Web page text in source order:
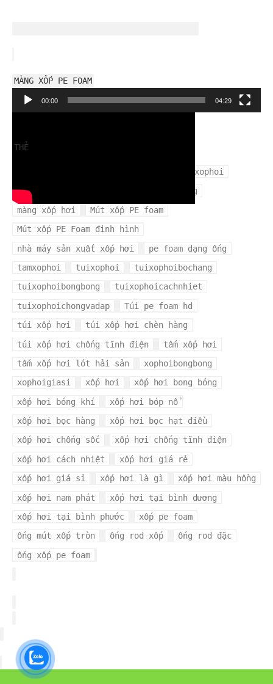
MÀNG XỐP PE FOAM
Trình
chơi
00:00 04:29
THẺ
mangxophoi
mua xốp hơi ở đâu
màng xốp bọc hàng
màng xốp hơi
Mút xốp PE foam
Mút xốp PE Foam định hình
nhà máy sản xuất xốp hơi
pe foam dạng ống
tamxophoi
tuixophoi
tuixophoibochang
tuixophoibongbong
tuixophoicachnhiet
tuixophoichongvadap
Túi pe foam hd
túi xốp hơi
túi xốp hơi chèn hàng
túi xốp hơi chống tĩnh điện
tấm xốp hơi
tấm xốp hơi lót hải sản
xophoibongbong
xophoigiasi
xốp hơi
xốp hơi bong bóng
xốp hơi bóng khí
xốp hơi bóp nổ
xốp hơi bọc hàng
xốp hơi bọc hạt điều
xốp hơi chống sốc
xốp hơi chống tĩnh điện
xốp hơi cách nhiệt
xốp hơi giá rẻ
xốp hơi giá sỉ
xốp hơi là gì
xốp hơi màu hồng
xốp hơi nam phát
xốp hơi tại bình dương
xốp hơi tại bình phước
xốp pe foam
ống mút xốp tròn
ống rod xốp
ống rod đặc
ống xốp pe foam